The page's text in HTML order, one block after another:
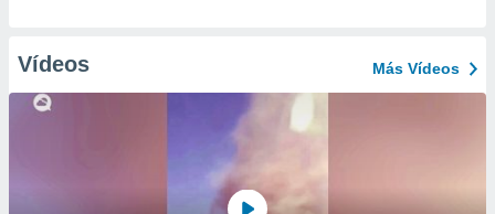
Vídeos Más Vídeos